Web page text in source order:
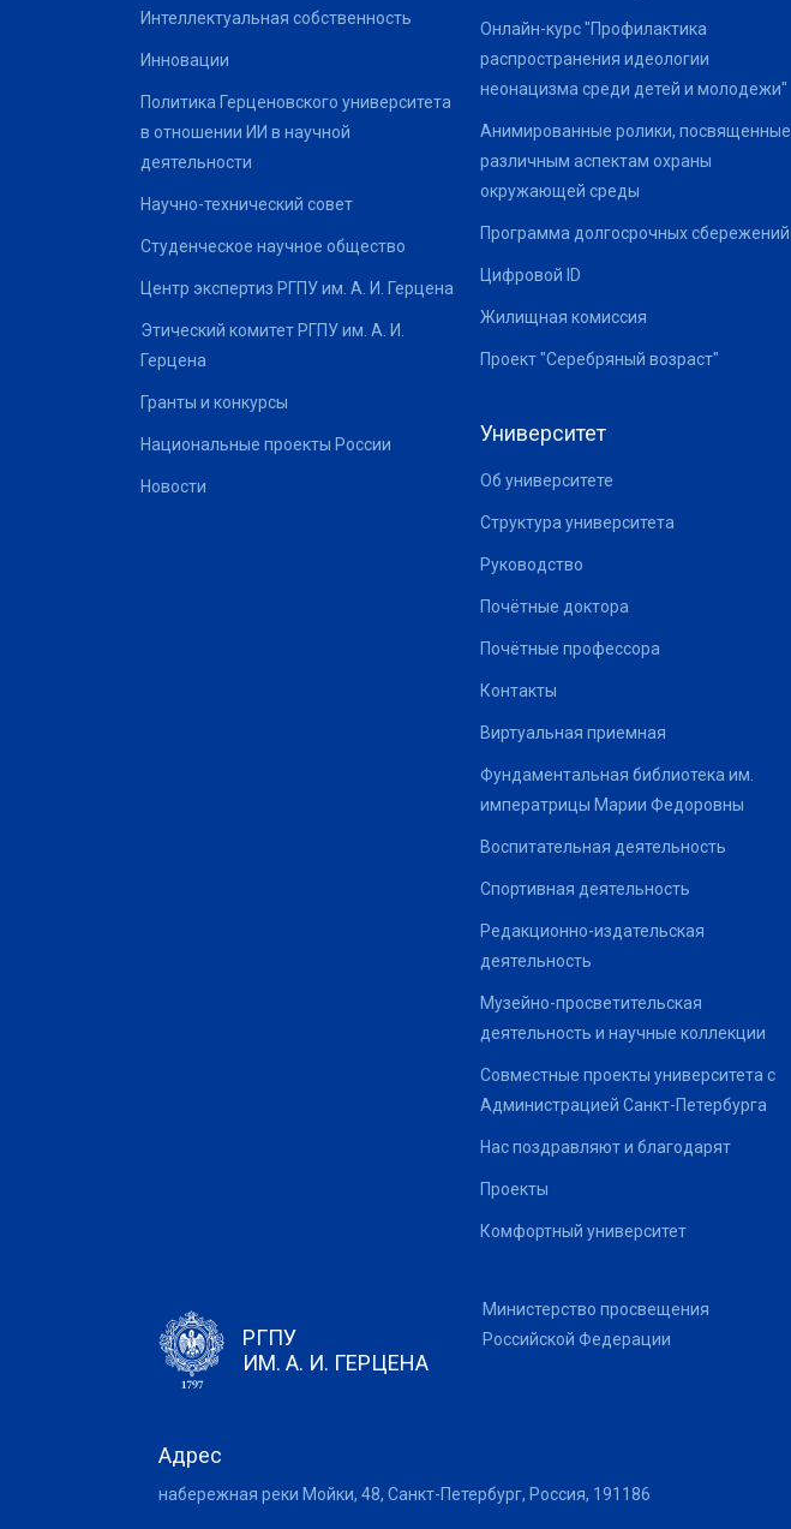
Интеллектуальная собственность
Инновации
Политика Герценовского университета
в отношении ИИ в научной
деятельности
Научно-технический совет
Студенческое научное общество
Центр экспертиз РГПУ им. А. И. Герцена
Этический комитет РГПУ им. А. И.
Герцена
Гранты и конкурсы
Национальные проекты России
Новости
Онлайн-курс "Профилактика
распространения идеологии
неонацизма среди детей и молодежи"
Анимированные ролики, посвященные
различным аспектам охраны
окружающей среды
Программа долгосрочных сбережений
Цифровой ID
Жилищная комиссия
Проект "Серебряный возраст"
Университет
Об университете
Структура университета
Руководство
Почётные доктора
Почётные профессора
Контакты
Виртуальная приемная
Фундаментальная библиотека им.
императрицы Марии Федоровны
Воспитательная деятельность
Спортивная деятельность
Редакционно-издательская
деятельность
Музейно-просветительская
деятельность и научные коллекции
Совместные проекты университета с
Администрацией Санкт-Петербурга
Нас поздравляют и благодарят
Проекты
Комфортный университет
РГПУ
ИМ. А. И. ГЕРЦЕНА
Министерство просвещения
Российской Федерации
Адрес
набережная реки Мойки, 48, Санкт-Петербург, Россия, 191186